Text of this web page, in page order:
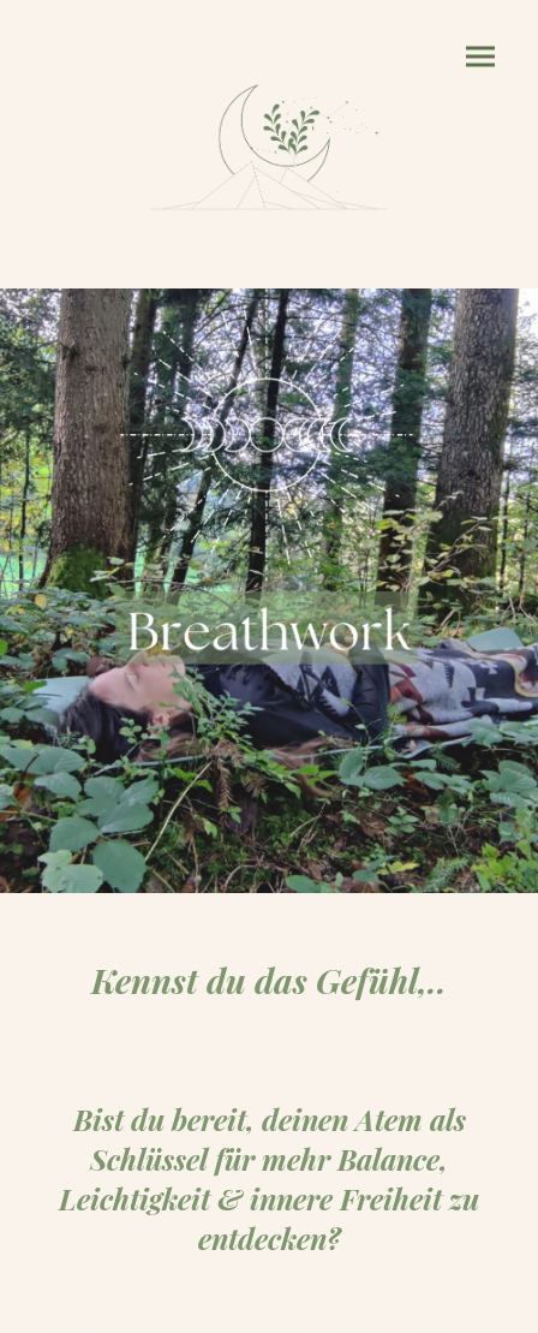
Kennst du das Gefühl,..
Bist du bereit, deinen Atem als
Schlüssel für mehr Balance,
Leichtigkeit & innere Freiheit zu
entdecken?